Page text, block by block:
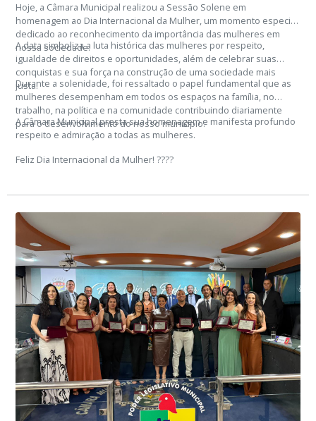
Hoje, a Câmara Municipal realizou a Sessão Solene em
homenagem ao Dia Internacional da Mulher, um momento especial
dedicado ao reconhecimento da importância das mulheres em
nossa sociedade.
A data simboliza a luta histórica das mulheres por respeito,
igualdade de direitos e oportunidades, além de celebrar suas
conquistas e sua força na construção de uma sociedade mais
justa.
Durante a solenidade, foi ressaltado o papel fundamental que as
mulheres desempenham em todos os espaços na família, no
trabalho, na política e na comunidade contribuindo diariamente
para o desenvolvimento do nosso município.
A Câmara Municipal presta sua homenagem e manifesta profundo
respeito e admiração a todas as mulheres.
Feliz Dia Internacional da Mulher! ????